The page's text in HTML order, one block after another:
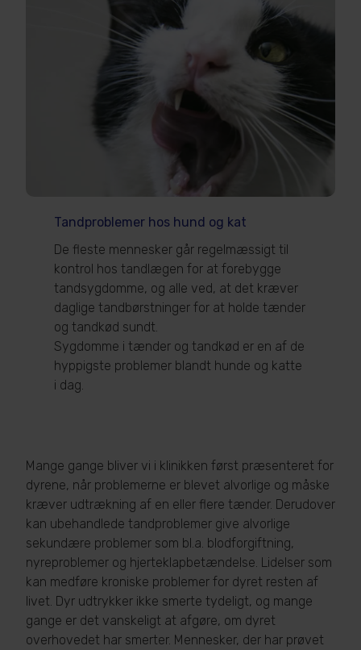
Tandproblemer hos hund og kat
De fleste mennesker går regelmæssigt til
kontrol hos tandlægen for at forebygge
tandsygdomme, og alle ved, at det kræver
daglige tandbørstninger for at holde tænder
og tandkød sundt.
Sygdomme i tænder og tandkød er en af de
hyppigste problemer blandt hunde og katte
i dag.
Mange gange bliver vi i klinikken først præsenteret for
dyrene, når problemerne er blevet alvorlige og måske
kræver udtrækning af en eller flere tænder. Derudover
kan ubehandlede tandproblemer give alvorlige
sekundære problemer som bl.a. blodforgiftning,
nyreproblemer og hjerteklapbetændelse. Lidelser som
kan medføre kroniske problemer for dyret resten af
livet. Dyr udtrykker ikke smerte tydeligt, og mange
gange er det vanskeligt at afgøre, om dyret
overhovedet har smerter. Mennesker, der har prøvet